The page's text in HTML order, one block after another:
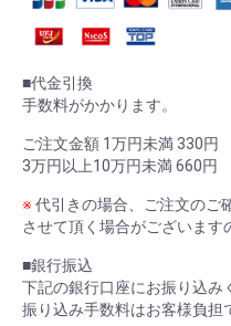
■代金引換
手数料がかかります。
ご注文金額 1万円未満 330
3万円以上10万円未満 660円
※ 代引きの場合、ご注文のご
させて頂く場合がございます
■銀行振込
下記の銀行口座にお振り込み
振り込み手数料はお客様負担